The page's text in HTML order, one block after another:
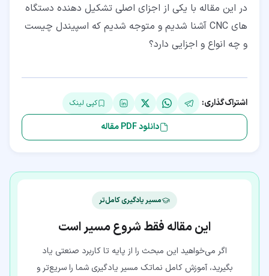
در این مقاله با یکی از اجزای اصلی تشکیل دهنده دستگاه
های CNC آشنا شدیم و متوجه شدیم که اسپیندل چیست
و چه انواع و اجزایی دارد؟
اشتراک‌گذاری: کپی لینک
دانلود PDF مقاله
مسیر یادگیری کامل‌تر
این مقاله فقط شروع مسیر است
اگر می‌خواهید این مبحث را از پایه تا کاربرد صنعتی یاد
بگیرید، آموزش کامل نماتک مسیر یادگیری شما را سریع‌تر و